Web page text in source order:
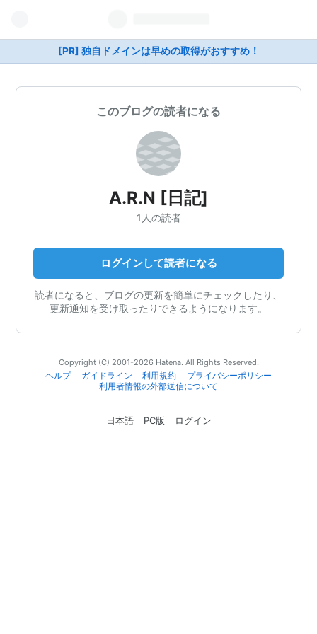
[PR] 独自ドメインは早めの取得がおすすめ！
このブログの読者になる
A.R.N [日記]
1人の読者
ログインして読者になる
読者になると、ブログの更新を簡単にチェックしたり、
更新通知を受け取ったりできるようになります。
Copyright (C) 2001-2026 Hatena. All Rights Reserved.
ヘルプ
ガイドライン 利用規約
プライバシーポリシー
利用者情報の外部送信について
日本語 PC版 ログイン